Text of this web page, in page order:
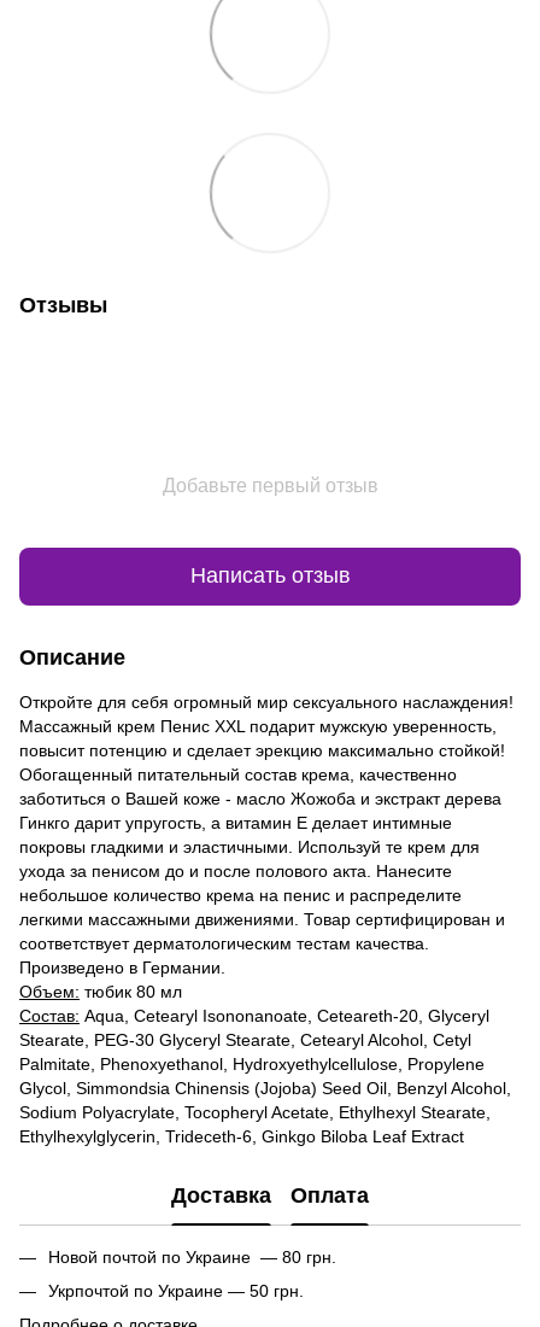
Отзывы
Добавьте первый отзыв
Написать отзыв
Описание
Откройте для себя огромный мир сексуального наслаждения!
Массажный крем Пенис XXL подарит мужскую уверенность,
повысит потенцию и сделает эрекцию максимально стойкой!
Обогащенный питательный состав крема, качественно
заботиться о Вашей коже - масло Жожоба и экстракт дерева
Гинкго дарит упругость, а витамин Е делает интимные
покровы гладкими и эластичными. Используй те крем для
ухода за пенисом до и после полового акта. Нанесите
небольшое количество крема на пенис и распределите
легкими массажными движениями. Товар сертифицирован и
соответствует дерматологическим тестам качества.
Произведено в Германии.
Объем: тюбик 80 мл
Состав: Aqua, Cetearyl Isononanoate, Ceteareth-20, Glyceryl
Stearate, PEG-30 Glyceryl Stearate, Cetearyl Alcohol, Cetyl
Palmitate, Phenoxyethanol, Hydroxyethylcellulose, Propylene
Glycol, Simmondsia Chinensis (Jojoba) Seed Oil, Benzyl Alcohol,
Sodium Polyacrylate, Tocopheryl Acetate, Ethylhexyl Stearate,
Ethylhexylglycerin, Trideceth-6, Ginkgo Biloba Leaf Extract
Доставка Оплата
Новой почтой по Украине — 80 грн.
Укрпочтой по Украине — 50 грн.